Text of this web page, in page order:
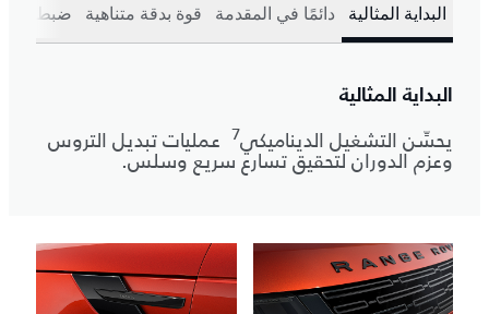
البداية المثالية دائمًا في المقدمة قوة بدقة متناهية ضبط
البداية المثالية
يحسِّن التشغيل الديناميكي7 عمليات تبديل التروس
وعزم الدوران لتحقيق تسارع سريع وسلس.